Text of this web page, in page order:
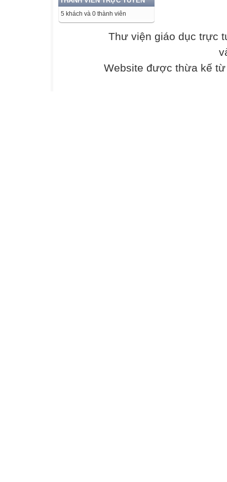
5 khách và 0 thành viên
Thư viện giáo dục trực
Website được thừa kế